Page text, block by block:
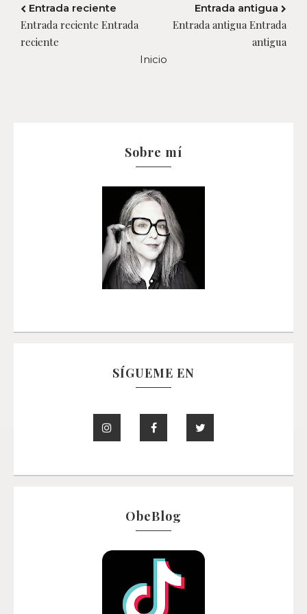
Entrada reciente
Entrada reciente Entrada
reciente
Entrada antigua
Entrada antigua Entrada
antigua
Inicio
Sobre mí
SÍGUEME EN
ObeBlog